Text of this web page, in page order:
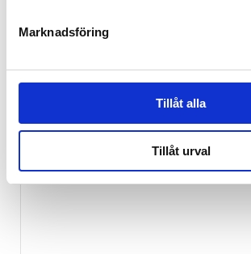
Marknadsföring
Tillåt alla
Tillåt urval